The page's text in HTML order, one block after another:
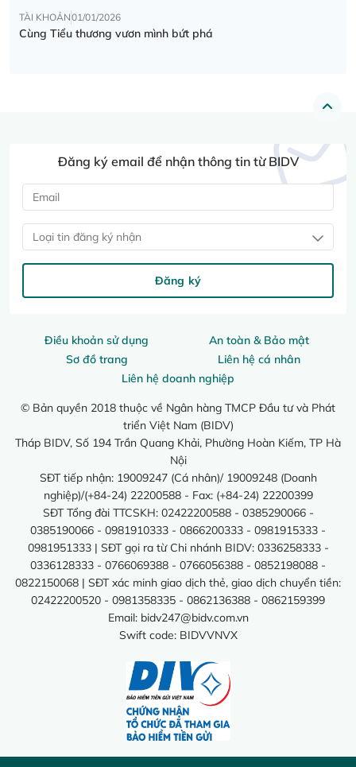
TÀI KHOẢN01/01/2026
Cùng Tiểu thương vươn mình bứt phá
Điều khoản sử dụng
An toàn & Bảo mật
Sơ đồ trang
Liên hệ cá nhân
Liên hệ doanh nghiệp
© Bản quyền 2018 thuộc về Ngân hàng TMCP Đầu tư và Phát
triển Việt Nam (BIDV)
Tháp BIDV, Số 194 Trần Quang Khải, Phường Hoàn Kiếm, TP Hà
Nội
SĐT tiếp nhận: 19009247 (Cá nhân)/ 19009248 (Doanh
nghiệp)/(+84-24) 22200588 - Fax: (+84-24) 22200399
SĐT Tổng đài TTCSKH: 02422200588 - 0385290066 -
0385190066 - 0981910333 - 0866200333 - 0981915333 -
0981951333 | SĐT gọi ra từ Chi nhánh BIDV: 0336258333 -
0336128333 - 0766069388 - 0766056388 - 0852198088 -
0822150068 | SĐT xác minh giao dịch thẻ, giao dịch chuyển tiền:
02422200520 - 0981358335 - 0862136388 - 0862159399
Email: bidv247@bidv.com.vn
Swift code: BIDVVNVX
Đăng ký email để nhận thông tin từ BIDV
Loại tin đăng ký nhận
Đăng ký